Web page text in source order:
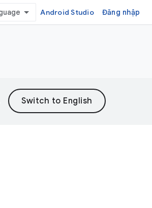
Android Studio Đăng nhập